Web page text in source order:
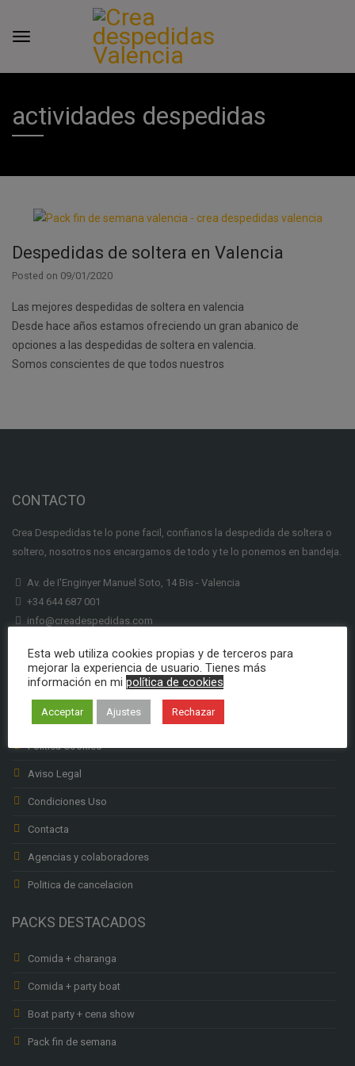
actividades despedidas
Despedidas de soltera en Valencia
Posted on 09/01/2020
Las mejores despedidas de soltera en valencia
Desde hace años estamos ofreciendo un gran abanico de
opciones a las despedidas de soltera en valencia.
Somos conscientes de que todos nuestros
CONTACTO
Crea Despedidas te lo pone facil, confianos la despedida de soltera o
soltero, nosotros nos encargamos de todo y te lo ponemos en bandeja.
Av. de I'Enginyer Manuel Soto, 14 Bis - Valencia
+34 644 687 001
info@creadespedidas.com
INFORMACION
Política privacidad
Política Cookies
Aviso Legal
Condiciones Uso
Contacta
Agencias y colaboradores
Politica de cancelacion
PACKS DESTACADOS
Comida + charanga
Comida + party boat
Boat party + cena show
Pack fin de semana
Esta web utiliza cookies propias y de terceros para
mejorar la experiencia de usuario. Tienes más
información en mi política de cookies
Acceptar Ajustes Rechazar